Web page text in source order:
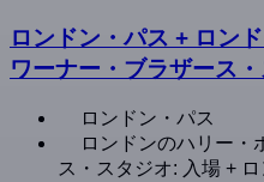
ロンドン・パス + ロン
ワーナー・ブラザース
ロンドン・パス
ロンドンのハリー・
ス・スタジオ: 入場 +